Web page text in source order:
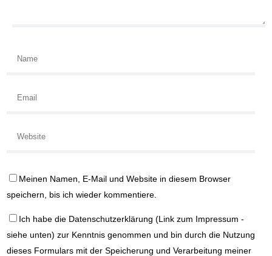
Meinen Namen, E-Mail und Website in diesem Browser
speichern, bis ich wieder kommentiere.
Ich habe die Datenschutzerklärung (Link zum Impressum -
siehe unten) zur Kenntnis genommen und bin durch die Nutzung
dieses Formulars mit der Speicherung und Verarbeitung meiner